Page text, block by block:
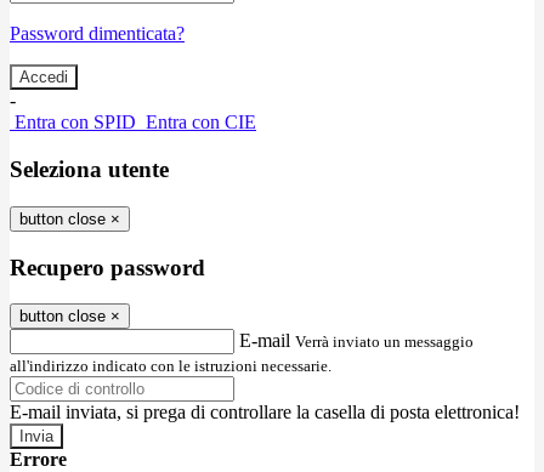
Password dimenticata?
-
Entra con SPID Entra con CIE
Seleziona utente
button close ×
Recupero password
button close ×
E-mail Verrà inviato un messaggio
all'indirizzo indicato con le istruzioni necessarie.
E-mail inviata, si prega di controllare la casella di posta elettronica!
Errore